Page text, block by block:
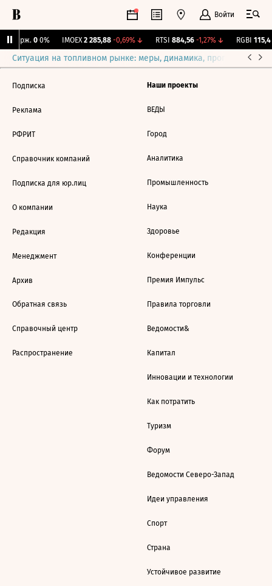
Войти
Бирж. 0 0% IMOEX 2 285,88 -0,69%↓ RTSI 884,56 -1,27%↓ RGBI 115,4
Ситуация на топливном рынке: меры, динамика, прогнозы
Подписка
Реклама
РФРИТ
Справочник компаний
Подписка для юр.лиц
О компании
Редакция
Менеджмент
Архив
Обратная связь
Справочный центр
Распространение
Наши проекты
ВЕДЫ
Город
Аналитика
Промышленность
Наука
Здоровье
Конференции
Премия Импульс
Правила торговли
Ведомости&
Капитал
Инновации и технологии
Как потратить
Туризм
Форум
Ведомости Северо-Запад
Идеи управления
Спорт
Страна
Устойчивое развитие